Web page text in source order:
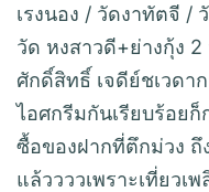
เรงนอง / วัดงาทัตจี /
วัด หงสาวดี+ย่างกุ้ง
ศักดิ์สิทธิ์ เจดีย์ชเวดา
ไอศกรีมกันเรียบร้อย
ซื้อของฝากที่ตึกม่วง ถึ
แล้ววววเพราะเที่ยวเ